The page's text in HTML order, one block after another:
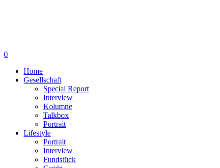
0
Home
Gesellschaft
Special Report
Interview
Kolumne
Talkbox
Portrait
Lifestyle
Portrait
Interview
Fundstück